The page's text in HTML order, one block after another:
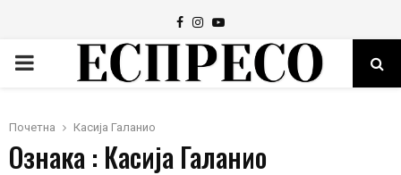
Facebook
Instagram
Youtube
PRIMARY
Почетна Касија Галанио
Ознака : Касија Галанио